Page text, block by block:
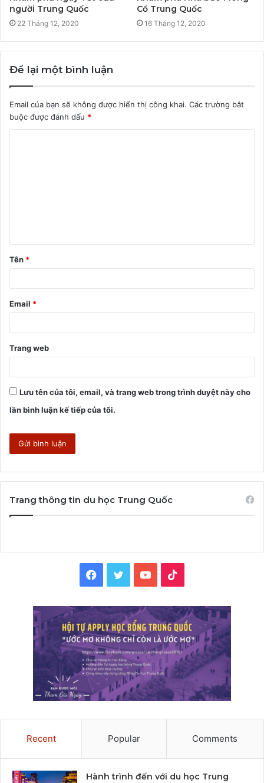
người Trung Quốc
22 Tháng 12, 2020
Cổ Trung Quốc
16 Tháng 12, 2020
Để lại một bình luận
Email của bạn sẽ không được hiển thị công khai. Các trường bắt
buộc được đánh dấu *
ậ
n
Tên *
Email *
Trang web
Lưu tên của tôi, email, và trang web trong trình duyệt này cho
lần bình luận kế tiếp của tôi.
Trang thông tin du học Trung Quốc
Facebook
TwitterYouTube
Recent Popular Comments
Hành trình đến với du học Trung